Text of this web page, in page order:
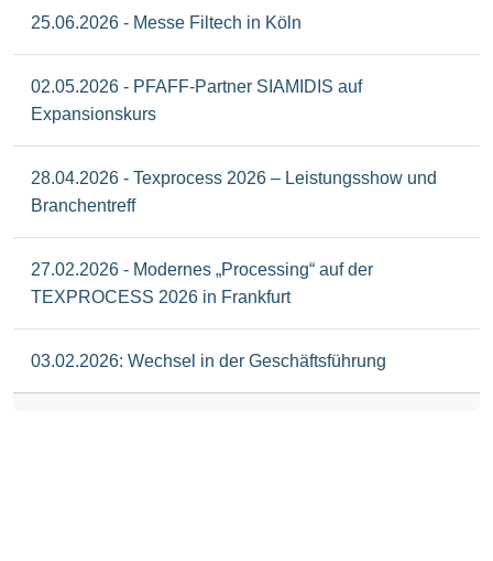
25.06.2026 - Messe Filtech in Köln
02.05.2026 - PFAFF-Partner SIAMIDIS auf
Expansionskurs
28.04.2026 - Texprocess 2026 – Leistungsshow und
Branchentreff
27.02.2026 - Modernes „Processing“ auf der
TEXPROCESS 2026 in Frankfurt
03.02.2026: Wechsel in der Geschäftsführung